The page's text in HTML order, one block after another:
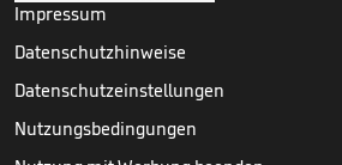
Impressum
Datenschutzhinweise
Datenschutzeinstellungen
Nutzungsbedingungen